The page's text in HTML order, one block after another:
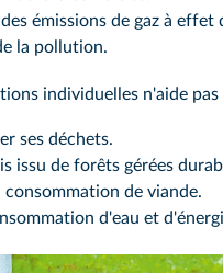
émissions de gaz à effet
la pollution.
individuelles n'aide
ses déchets.
issu de forêts gérées
consommation de viande.
d'eau et